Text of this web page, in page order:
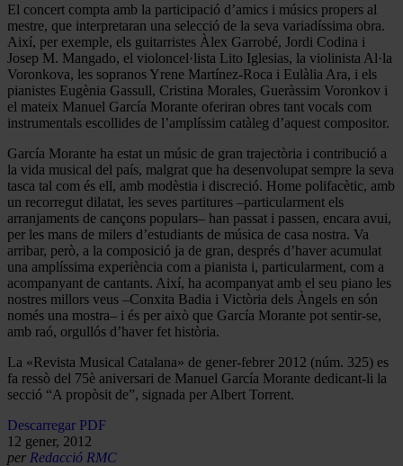
El concert compta amb la participació d’amics i músics propers al
mestre, que interpretaran una selecció de la seva variadíssima obra.
Així, per exemple, els guitarristes Àlex Garrobé, Jordi Codina i
Josep M. Mangado, el violoncel·lista Lito Iglesias, la violinista Al·la
Voronkova, les sopranos Yrene Martínez-Roca i Eulàlia Ara, i els
pianistes Eugènia Gassull, Cristina Morales, Gueràssim Voronkov i
el mateix Manuel García Morante oferiran obres tant vocals com
instrumentals escollides de l’amplíssim catàleg d’aquest compositor.
García Morante ha estat un músic de gran trajectòria i contribució a
la vida musical del país, malgrat que ha desenvolupat sempre la seva
tasca tal com és ell, amb modèstia i discreció. Home polifacètic, amb
un recorregut dilatat, les seves partitures –particularment els
arranjaments de cançons populars– han passat i passen, encara avui,
per les mans de milers d’estudiants de música de casa nostra. Va
arribar, però, a la composició ja de gran, després d’haver acumulat
una amplíssima experiència com a pianista i, particularment, com a
acompanyant de cantants. Així, ha acompanyat amb el seu piano les
nostres millors veus –Conxita Badia i Victòria dels Àngels en són
només una mostra– i és per això que García Morante pot sentir-se,
amb raó, orgullós d’haver fet història.
La «Revista Musical Catalana» de gener-febrer 2012 (núm. 325) es
fa ressò del 75è aniversari de Manuel García Morante dedicant-li la
secció “A propòsit de”, signada per Albert Torrent.
Descarregar PDF
12 gener, 2012
per Redacció RMC